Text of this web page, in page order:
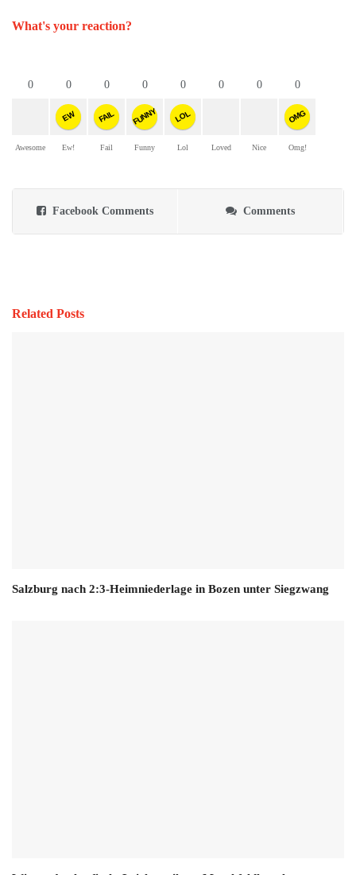
What's your reaction?
0
Awesome
0
EW
Ew!
0
FAIL
Fail
0
FUNNY
Funny
0
LOL
Lol
0
Loved
0
Nice
0
OMG
Omg!
Facebook Comments Comments
Related Posts
Salzburg nach 2:3-Heimniederlage in Bozen unter Siegzwang